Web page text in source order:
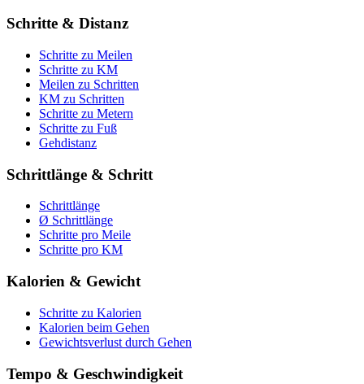
Schritte & Distanz
Schritte zu Meilen
Schritte zu KM
Meilen zu Schritten
KM zu Schritten
Schritte zu Metern
Schritte zu Fuß
Gehdistanz
Schrittlänge & Schritt
Schrittlänge
Ø Schrittlänge
Schritte pro Meile
Schritte pro KM
Kalorien & Gewicht
Schritte zu Kalorien
Kalorien beim Gehen
Gewichtsverlust durch Gehen
Tempo & Geschwindigkeit